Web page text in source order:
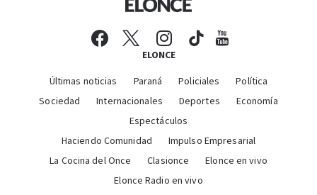
ELONCE
Últimas noticias Paraná Policiales
Política
Sociedad
Internacionales Deportes
Economía
Espectáculos
Haciendo Comunidad
Impulso Empresarial
La Cocina del Once
Clasionce
Elonce en vivo
Elonce Radio en vivo